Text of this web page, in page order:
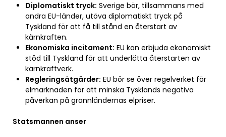
Diplomatiskt tryck: Sverige bör, tillsammans med
andra EU-länder, utöva diplomatiskt tryck på
Tyskland för att få till stånd en återstart av
kärnkraften.
Ekonomiska incitament: EU kan erbjuda ekonomiskt
stöd till Tyskland för att underlätta återstarten av
kärnkraftverk.
Regleringsåtgärder: EU bör se över regelverket för
elmarknaden för att minska Tysklands negativa
påverkan på grannländernas elpriser.
Statsmannen anser